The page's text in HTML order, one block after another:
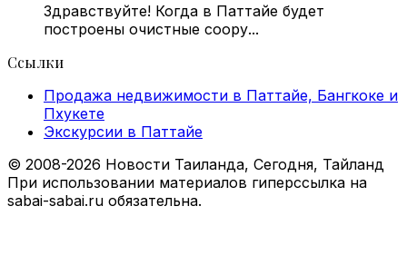
Здравствуйте! Когда в Паттайе будет
построены очистные соору...
Ссылки
Продажа недвижимости в Паттайе, Бангкоке и
Пхукете
Экскурсии в Паттайе
© 2008-2026 Новости Таиланда, Сегодня, Тайланд
При использовании материалов гиперссылка на
sabai-sabai.ru обязательна.